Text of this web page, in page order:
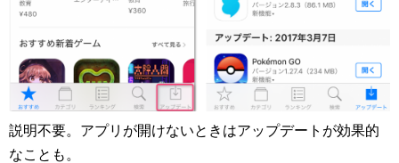
説明不要。アプリが開けないときはアップデートが効果的
なことも。